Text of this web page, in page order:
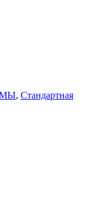
, Стандартная